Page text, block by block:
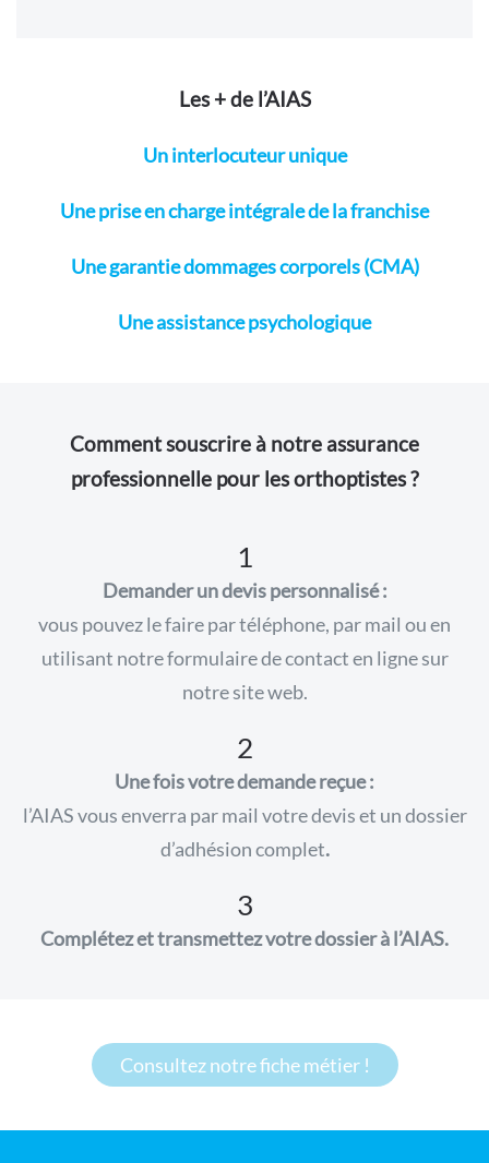
Les + de l’AIAS
Un interlocuteur unique
Une prise en charge intégrale de la franchise
Une garantie dommages corporels (CMA)
Une assistance psychologique
Comment souscrire à notre assurance
professionnelle pour les orthoptistes ?
1
Demander un devis personnalisé :
vous pouvez le faire par téléphone, par mail ou en
utilisant notre formulaire de contact en ligne sur
notre site web.
2
Une fois votre demande reçue :
l’AIAS vous enverra par mail votre devis et un dossier
d’adhésion complet.
3
Complétez et transmettez votre dossier à l’AIAS.
Consultez notre fiche métier !